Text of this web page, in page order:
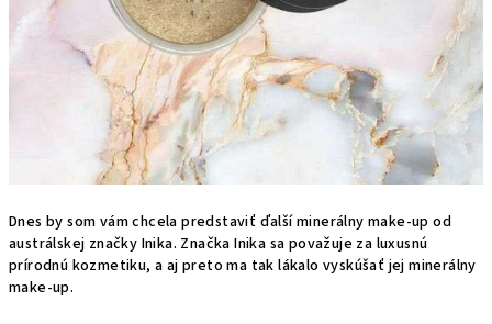
Dnes by som vám chcela predstaviť ďalší minerálny make-up od
austrálskej značky Inika. Značka Inika sa považuje za luxusnú
prírodnú kozmetiku, a aj preto ma tak lákalo vyskúšať jej minerálny
make-up.